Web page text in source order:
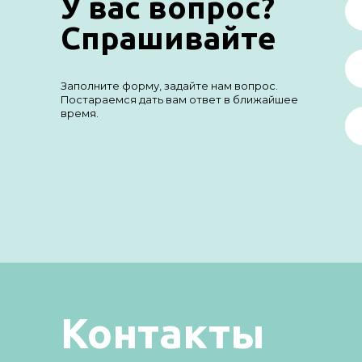
Спрашивайте
Заполните форму, задайте нам вопрос.
Постараемся дать вам ответ в ближайшее
время.
Контакты